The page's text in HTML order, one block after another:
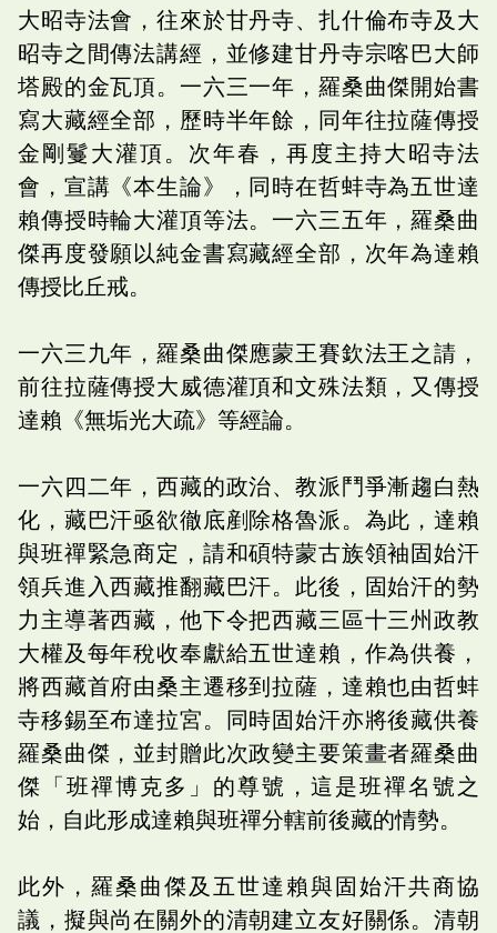
大昭寺法會，往來於甘丹寺、扎什倫布寺及大
昭寺之間傳法講經，並修建甘丹寺宗喀巴大師
塔殿的金瓦頂。一六三一年，羅桑曲傑開始書
寫大藏經全部，歷時半年餘，同年往拉薩傳授
金剛鬘大灌頂。次年春，再度主持大昭寺法
會，宣講《本生論》，同時在哲蚌寺為五世達
賴傳授時輪大灌頂等法。一六三五年，羅桑曲
傑再度發願以純金書寫藏經全部，次年為達賴
傳授比丘戒。
一六三九年，羅桑曲傑應蒙王賽欽法王之請，
前往拉薩傳授大威德灌頂和文殊法類，又傳授
達賴《無垢光大疏》等經論。
一六四二年，西藏的政治、教派鬥爭漸趨白熱
化，藏巴汗亟欲徹底剷除格魯派。為此，達賴
與班禪緊急商定，請和碩特蒙古族領袖固始汗
領兵進入西藏推翻藏巴汗。此後，固始汗的勢
力主導著西藏，他下令把西藏三區十三州政教
大權及每年稅收奉獻給五世達賴，作為供養，
將西藏首府由桑主遷移到拉薩，達賴也由哲蚌
寺移錫至布達拉宮。同時固始汗亦將後藏供養
羅桑曲傑，並封贈此次政變主要策畫者羅桑曲
傑「班禪博克多」的尊號，這是班禪名號之
始，自此形成達賴與班禪分轄前後藏的情勢。
此外，羅桑曲傑及五世達賴與固始汗共商協
議，擬與尚在關外的清朝建立友好關係。清朝